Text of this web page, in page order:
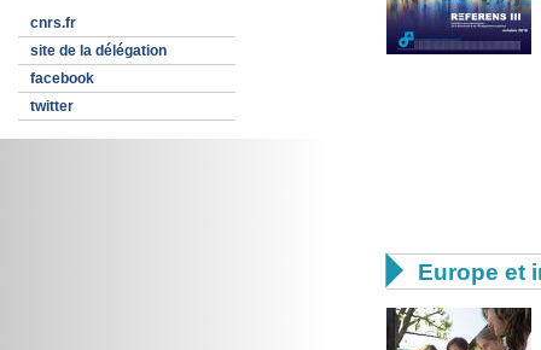
cnrs.fr
site de la délégation
facebook
twitter
 Europe et